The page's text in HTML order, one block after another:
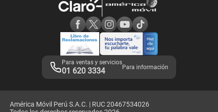
Adquirientes iPhone 6, 6S y SE
Mensaje de Seguridad
Términos y Condiciones de Tienda Claro
Libro de Reclamaciones
Legales de marketplace
Para ventas y servicios
01 620 3334 Para información
América Móvil Perú S.A.C. | RUC 20467534026